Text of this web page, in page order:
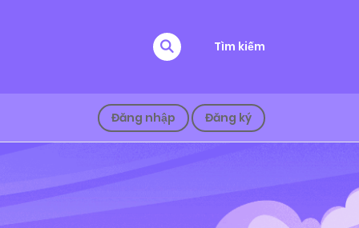
Tìm kiếm
Đăng nhập Đăng ký